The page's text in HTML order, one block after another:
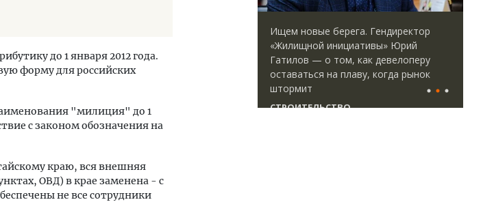
до 1 января 2012 года.
форму для российских
"милиция" до 1
с законом обозначения на
краю, вся внешняя
ОВД) в крае заменена - с
не все сотрудники
Гатилов — о том, как девелоперу
оставаться на плаву, когда рынок
СТРОИТЕЛЬСТВО
Смелость архитектурных идей.
Генеральный директор компании
ЗИАС — об эстетике городов,
трендах в фасадах и развитии рынка
СТРОИТЕЛЬСТВО